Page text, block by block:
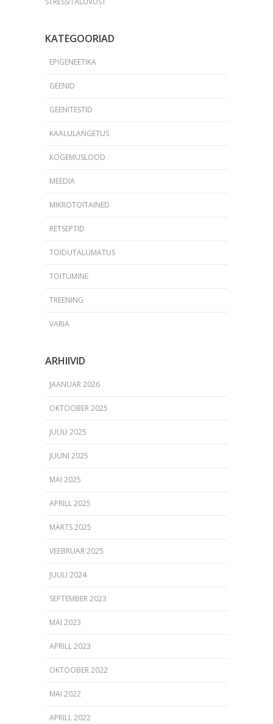
KATEGOORIAD
EPIGENEETIKA
GEENID
GEENITESTID
KAALULANGETUS
KOGEMUSLOOD
MEEDIA
MIKROTOITAINED
RETSEPTID
TOIDUTALUMATUS
TOITUMINE
TREENING
VARIA
ARHIIVID
JAANUAR 2026
OKTOOBER 2025
JUULI 2025
JUUNI 2025
MAI 2025
APRILL 2025
MÄRTS 2025
VEEBRUAR 2025
JUULI 2024
SEPTEMBER 2023
MAI 2023
APRILL 2023
OKTOOBER 2022
MAI 2022
APRILL 2022